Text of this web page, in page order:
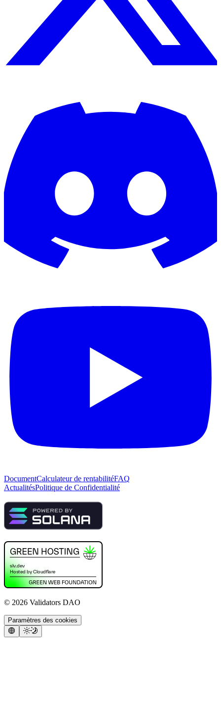
DocumentCalculateur de rentabilitéFAQ
ActualitésPolitique de Confidentialité
© 2026 Validators DAO
Paramètres des cookies